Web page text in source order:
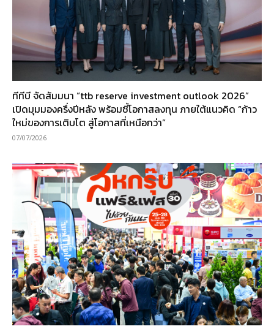
ทีทีบี จัดสัมมนา “ttb reserve investment outlook 2026”
เปิดมุมมองครึ่งปีหลัง พร้อมชี้โอกาสลงทุน ภายใต้แนวคิด “ก้าว
ใหม่ของการเติบโต สู่โอกาสที่เหนือกว่า”
07/07/2026